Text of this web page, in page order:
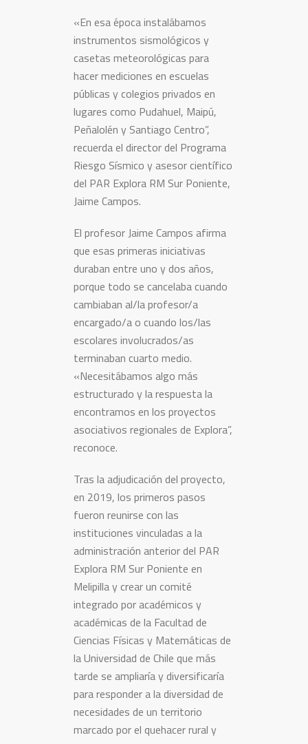
«En esa época instalábamos
instrumentos sismológicos y
casetas meteorológicas para
hacer mediciones en escuelas
públicas y colegios privados en
lugares como Pudahuel, Maipú,
Peñalolén y Santiago Centro”,
recuerda el director del Programa
Riesgo Sísmico y asesor científico
del PAR Explora RM Sur Poniente,
Jaime Campos.
El profesor Jaime Campos afirma
que esas primeras iniciativas
duraban entre uno y dos años,
porque todo se cancelaba cuando
cambiaban al/la profesor/a
encargado/a o cuando los/las
escolares involucrados/as
terminaban cuarto medio.
«Necesitábamos algo más
estructurado y la respuesta la
encontramos en los proyectos
asociativos regionales de Explora”,
reconoce.
Tras la adjudicación del proyecto,
en 2019, los primeros pasos
fueron reunirse con las
instituciones vinculadas a la
administración anterior del PAR
Explora RM Sur Poniente en
Melipilla y crear un comité
integrado por académicos y
académicas de la Facultad de
Ciencias Físicas y Matemáticas de
la Universidad de Chile que más
tarde se ampliaría y diversificaría
para responder a la diversidad de
necesidades de un territorio
marcado por el quehacer rural y